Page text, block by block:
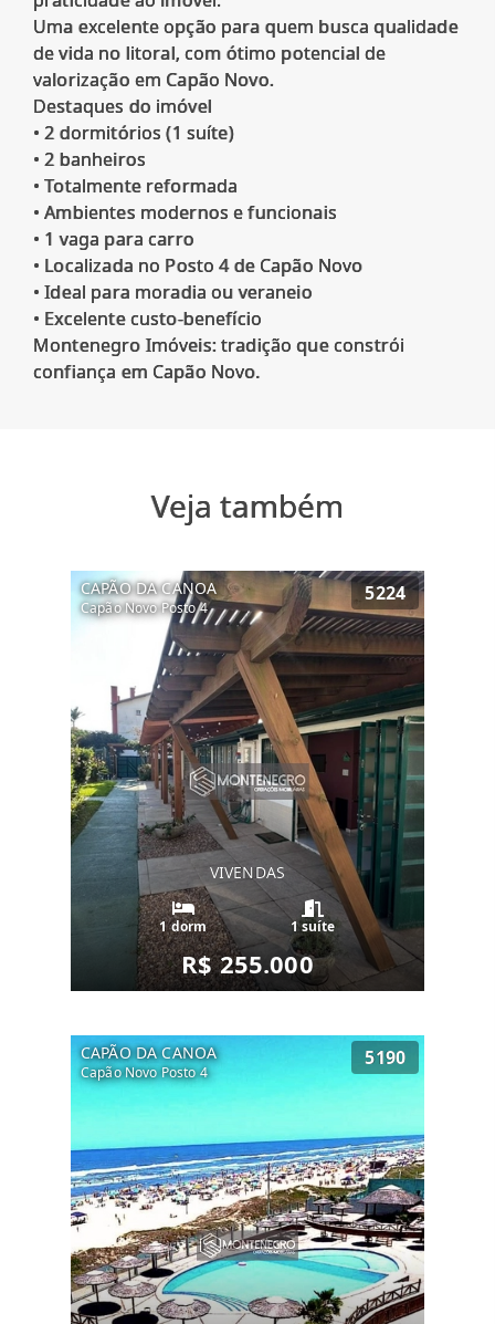
Uma excelente opção para quem busca qualidade
de vida no litoral, com ótimo potencial de
valorização em Capão Novo.
Destaques do imóvel
• 2 dormitórios (1 suíte)
• 2 banheiros
• Totalmente reformada
• Ambientes modernos e funcionais
• 1 vaga para carro
• Localizada no Posto 4 de Capão Novo
• Ideal para moradia ou veraneio
• Excelente custo-benefício
Montenegro Imóveis: tradição que constrói
Veja também
CAPÃO DA CANOA
Capão Novo Posto 4
5224
VIVENDAS
1 dorm 1 suíte
R$ 255.000
CAPÃO DA CANOA
Capão Novo Posto 4
5190